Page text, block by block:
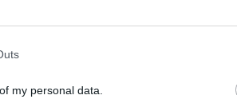
my personal data.